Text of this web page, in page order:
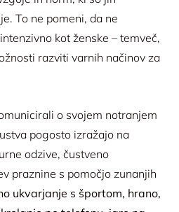
To ne pomeni, da ne
kot ženske – temveč,
razviti varnih načinov za
o svojem notranjem
pogosto izražajo na
odzive, čustveno
praznine s pomočjo zunanjih
ukvarjanje s športom, hrano,